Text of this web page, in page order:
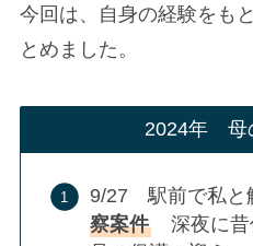
今回は、自身の経験をも
とめました。
2024年 母
9/27 駅前で私と
察案件深夜に昔